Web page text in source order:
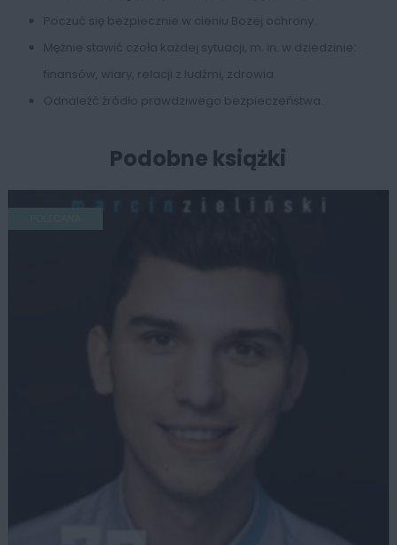
Poczuć się bezpiecznie w cieniu Bozej ochrony.
Mężnie stawić czoła każdej sytuacji, m. in. w dziedzinie:
finansów, wiary, relacji z ludźmi, zdrowia.
Odnaleźć źródło prawdziwego bezpieczeństwa.
Podobne książki